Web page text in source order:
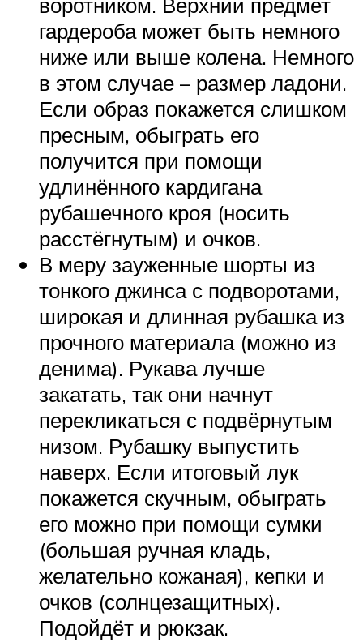
гардероба может быть немного
ниже или выше колена. Немного
в этом случае – размер ладони.
Если образ покажется слишком
пресным, обыграть его
получится при помощи
удлинённого кардигана
рубашечного кроя (носить
расстёгнутым) и очков.
В меру зауженные шорты из
тонкого джинса с подворотами,
широкая и длинная рубашка из
прочного материала (можно из
денима). Рукава лучше
закатать, так они начнут
перекликаться с подвёрнутым
низом. Рубашку выпустить
наверх. Если итоговый лук
покажется скучным, обыграть
его можно при помощи сумки
(большая ручная кладь,
желательно кожаная), кепки и
очков (солнцезащитных).
Подойдёт и рюкзак.